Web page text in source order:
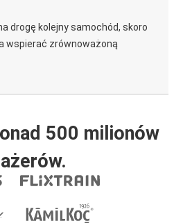
drogę kolejny samochód, skoro
wspierać zrównoważoną
500 milionów